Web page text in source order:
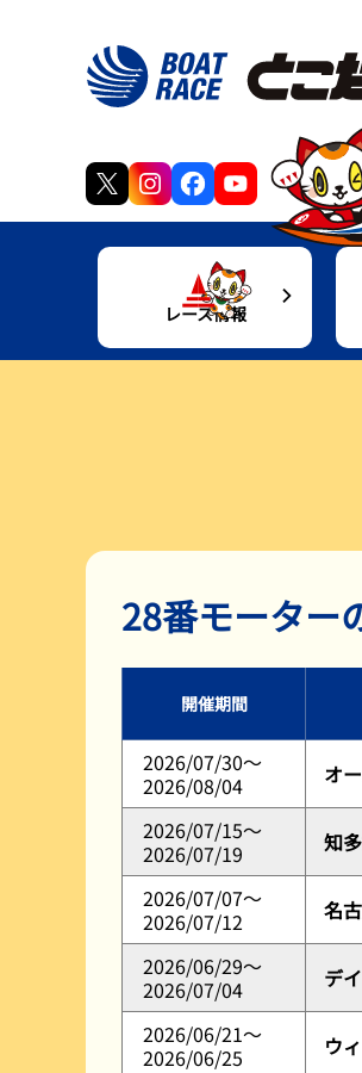
レース情報
レース展望
28番モーター
開催期間
2026/07/30～
2026/08/04
オ
2026/07/15～
2026/07/19
知
2026/07/07～
2026/07/12
名
2026/06/29～
2026/07/04
デ
2026/06/21～
2026/06/25
ウ